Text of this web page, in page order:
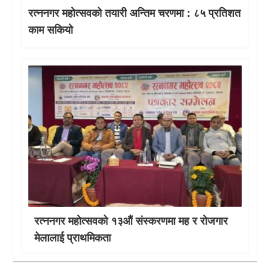
रत्ननगर महोत्सवको तयारी अन्तिम चरणमा : ८५ प्रतिशत
काम सकियो
रत्ननगर महोत्सवको १३औं संस्करणमा मह र रोजगार
मेलालाई प्राथमिकता